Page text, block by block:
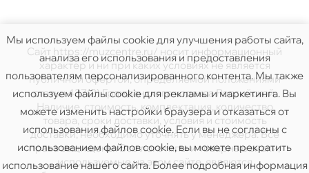
Сайт https://muzcentre.ru/ носит информационный
характер и ни при каких условиях не является
публичной офертой, определяемой положениями
статьи 437(2) Гражданского кодекса Российской.
Наличие, стоимость, комплектация, количество
товара, сроки доставки, условия и стоимость
доставки, необходимо уточнять у менеджера. Все
права защищены. Все логотипы и товарные знаки,
используемые на этом сайте, являются
Мы используем файлы cookie для улучшения работы сайта,
анализа его использования и предоставления
пользователям персонализированного контента. Мы также
используем файлы cookie для рекламы и маркетинга. Вы
можете изменить настройки браузера и отказаться от
использования файлов cookie. Если вы не согласны с
использованием файлов cookie, вы можете прекратить
использование нашего сайта. Более подробная информация